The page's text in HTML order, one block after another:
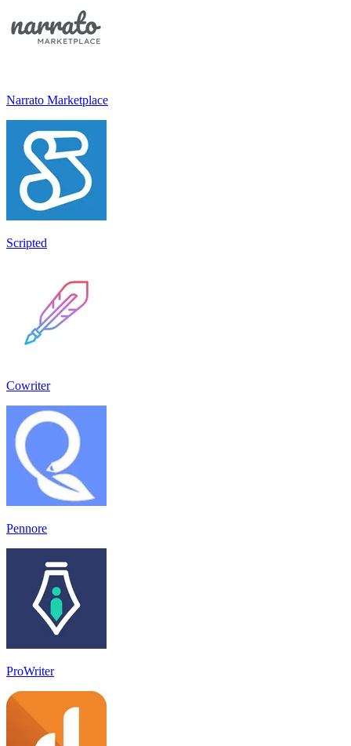
Narrato Marketplace
Scripted
Cowriter
Pennore
ProWriter